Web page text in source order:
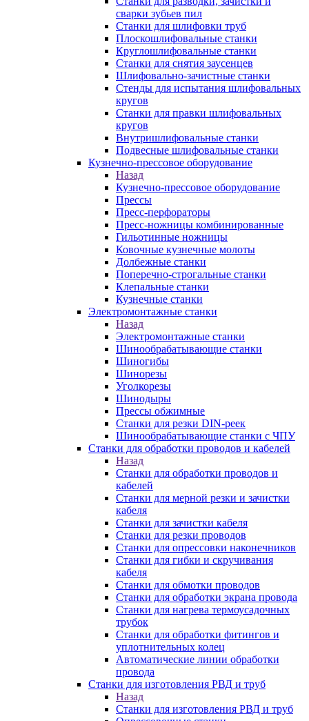
сварки зубьев пил
Станки для шлифовки труб
Плоскошлифовальные станки
Круглошлифовальные станки
Станки для снятия заусенцев
Шлифовально-зачистные станки
Стенды для испытания шлифовальных
кругов
Станки для правки шлифовальных
кругов
Внутришлифовальные станки
Подвесные шлифовальные станки
Кузнечно-прессовое оборудование
Назад
Кузнечно-прессовое оборудование
Прессы
Пресс-перфораторы
Пресс-ножницы комбинированные
Гильотинные ножницы
Ковочные кузнечные молоты
Долбежные станки
Поперечно-строгальные станки
Клепальные станки
Кузнечные станки
Электромонтажные станки
Назад
Электромонтажные станки
Шинообрабатывающие станки
Шиногибы
Шинорезы
Уголкорезы
Шинодыры
Прессы обжимные
Станки для резки DIN-реек
Шинообрабатывающие станки с ЧПУ
Станки для обработки проводов и кабелей
Назад
Станки для обработки проводов и
кабелей
Станки для мерной резки и зачистки
кабеля
Станки для зачистки кабеля
Станки для резки проводов
Станки для опрессовки наконечников
Станки для гибки и скручивания
кабеля
Станки для обмотки проводов
Станки для обработки экрана провода
Станки для нагрева термоусадочных
трубок
Станки для обработки фитингов и
уплотнительных колец
Автоматические линии обработки
провода
Станки для изготовления РВД и труб
Назад
Станки для изготовления РВД и труб